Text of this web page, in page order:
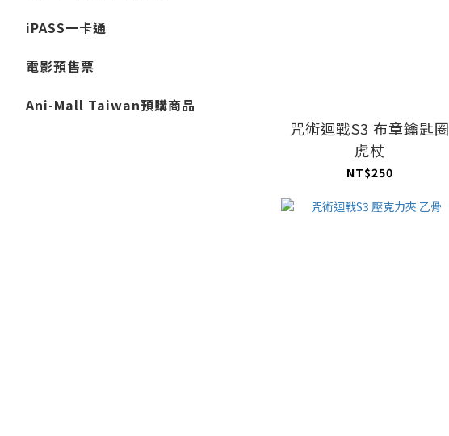
iPASS一卡通
電影預售票
Ani-Mall Taiwan預購商品
咒術迴戰S3 布章鑰匙圈
虎杖
NT$250